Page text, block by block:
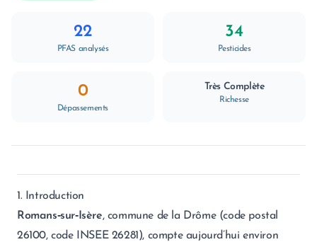
22
PFAS analysés
34
Pesticides
0
Dépassements
Très Complète
Richesse
1. Introduction
Romans‑sur‑Isère, commune de la Drôme (code postal
26100, code INSEE 26281), compte aujourd’hui environ